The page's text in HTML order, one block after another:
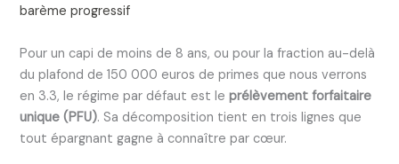
barème progressif
Pour un capi de moins de 8 ans, ou pour la fraction au-delà
du plafond de 150 000 euros de primes que nous verrons
en 3.3, le régime par défaut est leprélèvement forfaitaire
unique (PFU). Sa décomposition tient en trois lignes que
tout épargnant gagne à connaître par cœur.